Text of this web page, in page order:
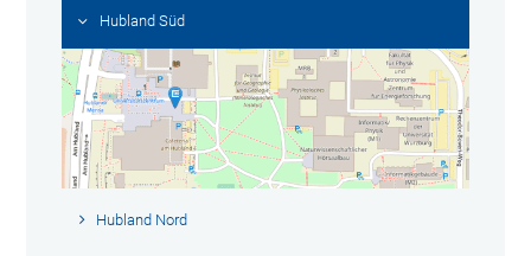
Hubland Süd
Hubland Nord